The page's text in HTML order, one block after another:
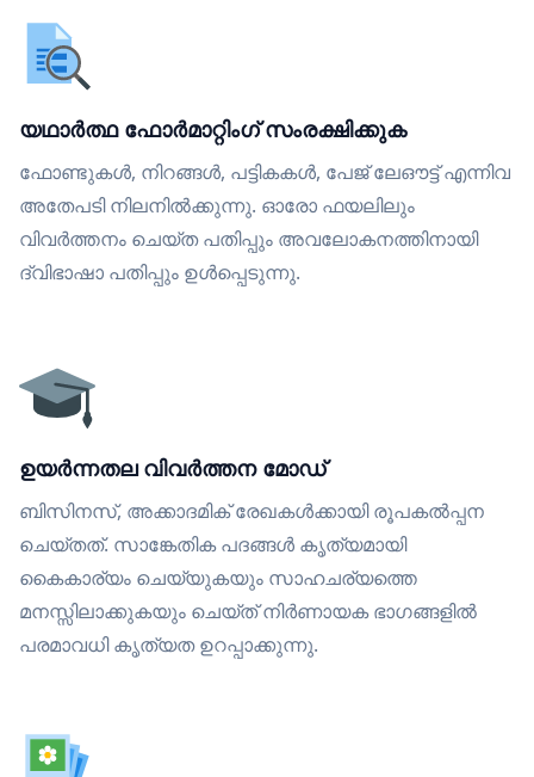
യഥാർത്ഥ ഫോർമാറ്റിംഗ് സംരക്ഷിക്കുക
ഫോണ്ടുകൾ, നിറങ്ങൾ, പട്ടികകൾ, പേജ് ലേഔട്ട് എന്നിവ
അതേപടി നിലനിൽക്കുന്നു. ഓരോ ഫയലിലും
വിവർത്തനം ചെയ്ത പതിപ്പും അവലോകനത്തിനായി
ദ്വിഭാഷാ പതിപ്പും ഉൾപ്പെടുന്നു.
ഉയർന്നതല വിവർത്തന മോഡ്
ബിസിനസ്, അക്കാദമിക് രേഖകൾക്കായി രൂപകൽപ്പന
ചെയ്തത്. സാങ്കേതിക പദങ്ങൾ കൃത്യമായി
കൈകാര്യം ചെയ്യുകയും സാഹചര്യത്തെ
മനസ്സിലാക്കുകയും ചെയ്ത് നിർണായക ഭാഗങ്ങളിൽ
പരമാവധി കൃത്യത ഉറപ്പാക്കുന്നു.